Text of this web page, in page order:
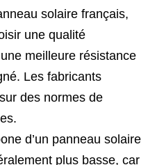
solaire français,
une qualité
meilleure résistance
Les fabricants
des normes de
d’un panneau solaire
plus basse, car